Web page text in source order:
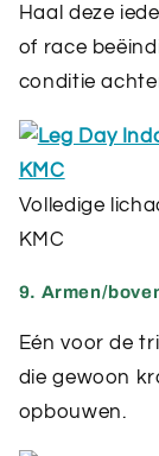
Haal deze
of race
conditie
Volledige
KMC
9. Armen/
Eén voor de
die gewoon
opbouwen.